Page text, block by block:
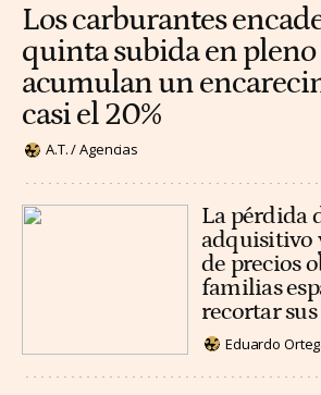
Los carburantes
quinta subida en
acumulan un
casi el 20%
A.T. / Agencias
La pérdida
adquisitivo
de precios
familias
recortar
Eduardo